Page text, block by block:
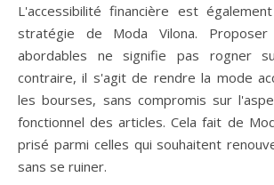
L'accessibilité financière est
stratégie de Moda Vilona.
abordables ne signifie pas rogner
contraire, il s'agit de rendre la mode
les bourses, sans compromis sur
fonctionnel des articles. Cela fait de
prisé parmi celles qui souhaitent
sans se ruiner.